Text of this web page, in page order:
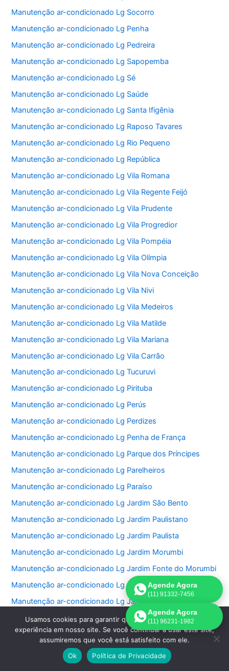
Manutenção ar-condicionado Lg Socorro
Manutenção ar-condicionado Lg Penha
Manutenção ar-condicionado Lg Pedreira
Manutenção ar-condicionado Lg Sapopemba
Manutenção ar-condicionado Lg Sé
Manutenção ar-condicionado Lg Saúde
Manutenção ar-condicionado Lg Santa Ifigênia
Manutenção ar-condicionado Lg Raposo Tavares
Manutenção ar-condicionado Lg Rio Pequeno
Manutenção ar-condicionado Lg República
Manutenção ar-condicionado Lg Vila Romana
Manutenção ar-condicionado Lg Vila Regente Feijó
Manutenção ar-condicionado Lg Vila Prudente
Manutenção ar-condicionado Lg Vila Progredior
Manutenção ar-condicionado Lg Vila Pompéia
Manutenção ar-condicionado Lg Vila Olímpia
Manutenção ar-condicionado Lg Vila Nova Conceição
Manutenção ar-condicionado Lg Vila Nivi
Manutenção ar-condicionado Lg Vila Medeiros
Manutenção ar-condicionado Lg Vila Matilde
Manutenção ar-condicionado Lg Vila Mariana
Manutenção ar-condicionado Lg Vila Carrão
Manutenção ar-condicionado Lg Tucuruvi
Manutenção ar-condicionado Lg Pirituba
Manutenção ar-condicionado Lg Perús
Manutenção ar-condicionado Lg Perdizes
Manutenção ar-condicionado Lg Penha de França
Manutenção ar-condicionado Lg Parque dos Príncipes
Manutenção ar-condicionado Lg Parelheiros
Manutenção ar-condicionado Lg Paraíso
Manutenção ar-condicionado Lg Jardim São Bento
Manutenção ar-condicionado Lg Jardim Paulistano
Manutenção ar-condicionado Lg Jardim Paulista
Manutenção ar-condicionado Lg Jardim Morumbi
Manutenção ar-condicionado Lg Jardim Fonte do Morumbi
Manutenção ar-condicionado Lg Jardim Europa
Manutenção ar-condicionado Lg Jardim das Perdizes
Manutenção ar-condicionado Lg Jardim das Acacias
Manutenção ar-condicionado Lg Jardim da Saúde
Manutenção ar-condicionado Lg Jardim Bonfiglioli
Agende Agora
(11) 91332-7456
Agende Agora
(11) 96231-1982
Usamos cookies para garantir que oferecemos a melhor
experiência em nosso site. Se você continuar a usar este site,
assumiremos que você está satisfeito com ele.
Ok
Política de Privacidade